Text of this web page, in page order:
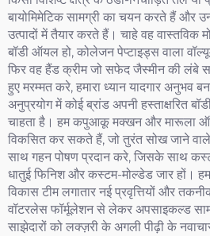
बायोमिमेटिक सामग्री का चयन करते हैं और
उत्पादों में तैयार करते हैं। चाहे वह वास्तविक
बॉडी ऑयल हो, कोलेजन पेप्टाइड्स वाला
फिर वह हैंड क्रीम जो सफेद जैस्मीन की लंबे
हुए मरम्मत करे, हमारा ध्यान यादगार अनुभव
अनुप्रयोग में कोई ब्रांड अपनी हस्ताक्षरित
चाहता है। हम कपुआकू मक्खन और मारूला
विकसित कर सकते हैं, जो तुरंत सोख जाने
साथ गहन पोषण प्रदान करे, जिसके साथ
धातुई फिनिश और कस्टम-मोल्डेड जार हों।
विकास टीम लगातार नई प्रवृत्तियों और
वॉटरलेस फॉर्मूलेशन से लेकर अपसाइकल्ड
साझेदारों को लक्ज़री के अगली पीढ़ी के